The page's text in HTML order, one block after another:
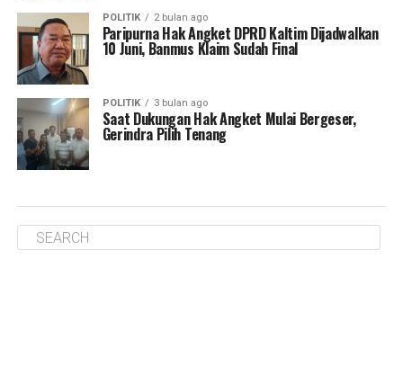
POLITIK 2 bulan ago
Paripurna Hak Angket DPRD Kaltim Dijadwalkan
10 Juni, Banmus Klaim Sudah Final
POLITIK 3 bulan ago
Saat Dukungan Hak Angket Mulai Bergeser,
Gerindra Pilih Tenang